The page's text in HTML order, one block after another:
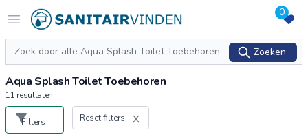
Open menu
Logo sanitairvinden.nl 0
Zoeken
Zoeken
Aqua Splash Toilet Toebehoren
11 resultaten
Filters Reset filters